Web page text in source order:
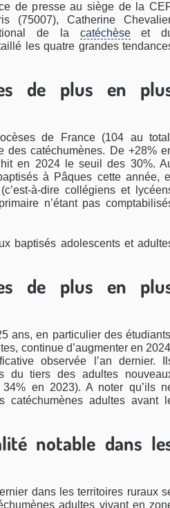
de presse au siège de la
(75007), Catherine
de la catéchèseet
les quatre grandes
de plus en
de France (104 au
des catéchumènes. De +28%
en 2024 le seuil des 30%.
à Pâques cette année,
à-dire collégiens et
n’étant pas
baptisés adolescents et
de plus en
ans, en particulier des
continue d’augmenter en
observée l’an dernier.
du tiers des adultes
en 2023). A noter qu’ils
catéchumènes adultes avant
notable dans
dans les territoires ruraux
adultes vivant en